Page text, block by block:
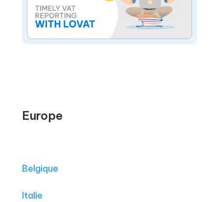
Europe
Belgique
Italie